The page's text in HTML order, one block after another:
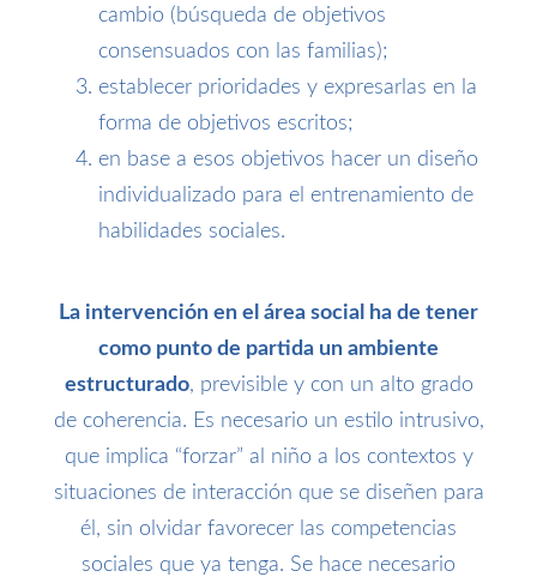
cambio (búsqueda de objetivos
consensuados con las familias);
establecer prioridades y expresarlas en la
forma de objetivos escritos;
en base a esos objetivos hacer un diseño
individualizado para el entrenamiento de
habilidades sociales.
La intervención en el área social ha de tener
como punto de partida un ambiente
estructurado, previsible y con un alto grado
de coherencia. Es necesario un estilo intrusivo,
que implica “forzar” al niño a los contextos y
situaciones de interacción que se diseñen para
él, sin olvidar favorecer las competencias
sociales que ya tenga. Se hace necesario